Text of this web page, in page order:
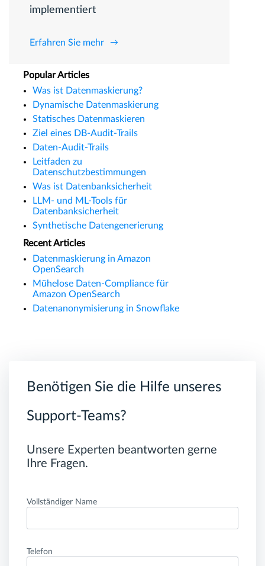
implementiert
Erfahren Sie mehr
Popular Articles
Was ist Datenmaskierung?
Dynamische Datenmaskierung
Statisches Datenmaskieren
Ziel eines DB-Audit-Trails
Daten-Audit-Trails
Leitfaden zu
Datenschutzbestimmungen
Was ist Datenbanksicherheit
LLM- und ML-Tools für
Datenbanksicherheit
Synthetische Datengenerierung
Recent Articles
Datenmaskierung in Amazon
OpenSearch
Mühelose Daten-Compliance für
Amazon OpenSearch
Datenanonymisierung in Snowflake
Benötigen Sie die Hilfe unseres
Support-Teams?
Unsere Experten beantworten gerne
Ihre Fragen.
Vollständiger Name
Telefon